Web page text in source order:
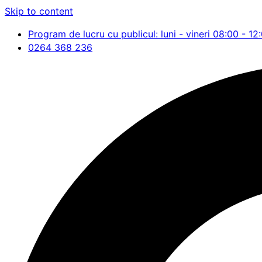
Skip to content
Program de lucru cu publicul: luni - vineri 08:00 -
0264 368 236